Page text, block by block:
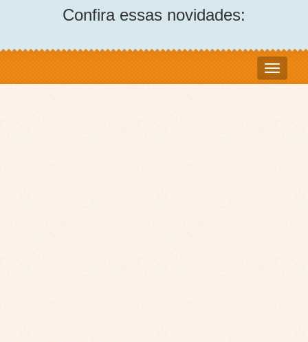
Confira essas novidades: